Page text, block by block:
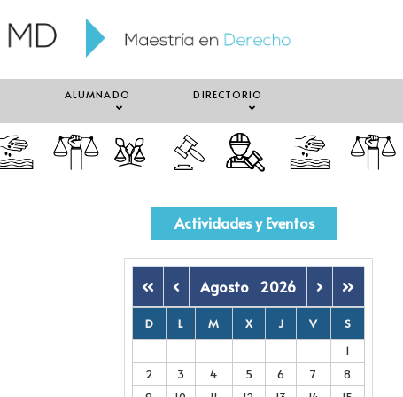
ALUMNADO DIRECTORIO
Actividades y Eventos
Agosto 2026
D L M X J V
S
1
2
3 4 5 6 7
8